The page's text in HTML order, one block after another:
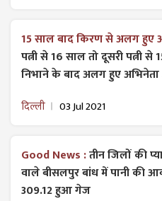
15 साल बाद किरण से अलग हुए
पत्नी से 16 साल तो दूसरी पत्नी से
निभाने के बाद अलग हुए
दिल्ली 03 Jul 2021
Good News :तीन जिलों की
वाले बीसलपुर बांध में पानी की
309.12 हुआ गेज